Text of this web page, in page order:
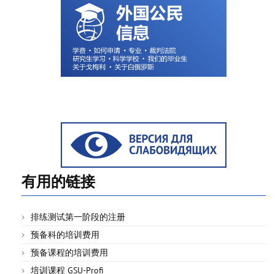
有用的链接
排练测试第一阶段的注册
预备科的培训费用
预备课程的培训费用
培训课程 GSU-Profi